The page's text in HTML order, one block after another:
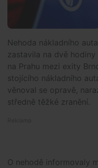
Nehoda nákladního
zastavila na dvě
na Prahu mezi exity
stojícího nákladního
věnoval se opravě,
středně těžké zranění.
O nehodě informovaly